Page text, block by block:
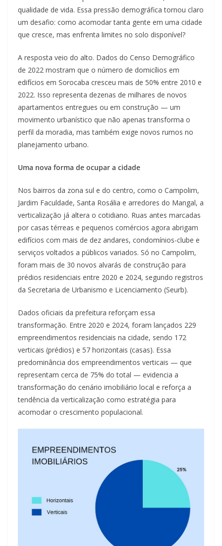
qualidade de vida. Essa pressão demográfica tornou claro
um desafio: como acomodar tanta gente em uma cidade
que cresce, mas enfrenta limites no solo disponível?
A resposta veio do alto. Dados do Censo Demográfico
de 2022 mostram que o número de domicílios em
edifícios em Sorocaba cresceu mais de 50% entre 2010 e
2022. Isso representa dezenas de milhares de novos
apartamentos entregues ou em construção — um
movimento urbanístico que não apenas transforma o
perfil da moradia, mas também exige novos rumos no
planejamento urbano.
Uma nova forma de ocupar a cidade
Nos bairros da zona sul e do centro, como o Campolim,
Jardim Faculdade, Santa Rosália e arredores do Mangal, a
verticalização já altera o cotidiano. Ruas antes marcadas
por casas térreas e pequenos comércios agora abrigam
edifícios com mais de dez andares, condomínios-clube e
serviços voltados a públicos variados. Só no Campolim,
foram mais de 30 novos alvarás de construção para
prédios residenciais entre 2020 e 2024, segundo registros
da Secretaria de Urbanismo e Licenciamento (Seurb).
Dados oficiais da prefeitura reforçam essa
transformação. Entre 2020 e 2024, foram lançados 229
empreendimentos residenciais na cidade, sendo 172
verticais (prédios) e 57 horizontais (casas). Essa
predominância dos empreendimentos verticais — que
representam cerca de 75% do total — evidencia a
transformação do cenário imobiliário local e reforça a
tendência da verticalização como estratégia para
acomodar o crescimento populacional.